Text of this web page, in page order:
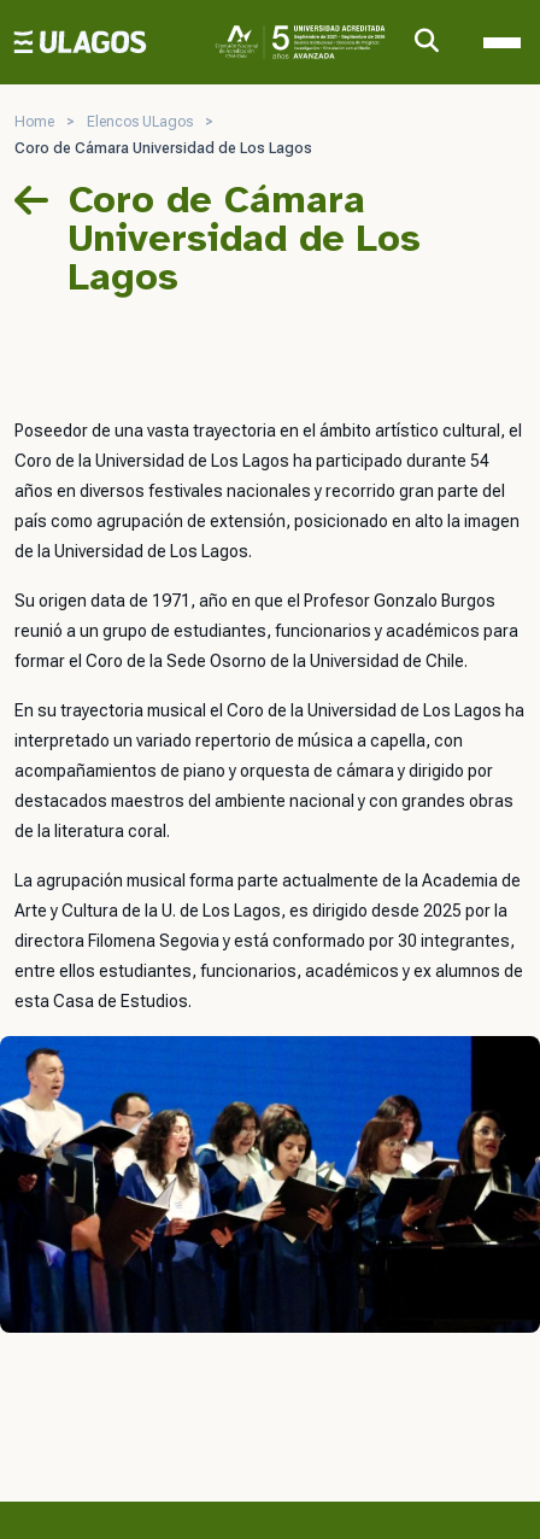
Ulagos Template
Home > Elencos ULagos
>
Coro de Cámara Universidad de Los Lagos
Coro de Cámara
Universidad de Los
Lagos
Poseedor de una vasta trayectoria en el ámbito artístico cultural, el
Coro de la Universidad de Los Lagos ha participado durante 54
años en diversos festivales nacionales y recorrido gran parte del
país como agrupación de extensión, posicionado en alto la imagen
de la Universidad de Los Lagos.
Su origen data de 1971, año en que el Profesor Gonzalo Burgos
reunió a un grupo de estudiantes, funcionarios y académicos para
formar el Coro de la Sede Osorno de la Universidad de Chile.
En su trayectoria musical el Coro de la Universidad de Los Lagos ha
interpretado un variado repertorio de música a capella, con
acompañamientos de piano y orquesta de cámara y dirigido por
destacados maestros del ambiente nacional y con grandes obras
de la literatura coral.
La agrupación musical forma parte actualmente de la Academia de
Arte y Cultura de la U. de Los Lagos, es dirigido desde 2025 por la
directora Filomena Segovia y está conformado por 30 integrantes,
entre ellos estudiantes, funcionarios, académicos y ex alumnos de
esta Casa de Estudios.